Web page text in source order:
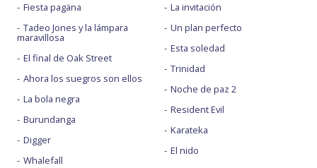
Fiesta pagäna
Tadeo Jones y la lámpara
maravillosa
El final de Oak Street
Ahora los suegros son ellos
La bola negra
Burundanga
Digger
Whalefall
La invitación
Un plan perfecto
Esta soledad
Trinidad
Noche de paz 2
Resident Evil
Karateka
El nido